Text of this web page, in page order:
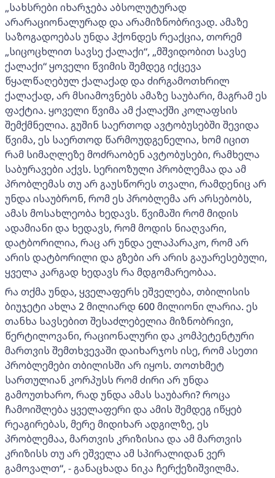
„სახსრები იხარჯება აბსოლუტურად
არარაციონალურად და არამიზნობრივად. ამაზე
საზოგადოებას უნდა ჰქონდეს რეაქცია, თორემ
„სიცოცხლით სავსე ქალაქი“, „მშვიდობით სავსე
ქალაქი“ ყოველი წვიმის შემდეგ იქცევა
წყალწაღებულ ქალაქად და ძირგამოთხრილ
ქალაქად, არ მსიამოვნებს ამაზე საუბარი, მაგრამ ეს
ფაქტია. ყოველი წვიმა ამ ქალაქში კოლაფსის
შემქმნელია. გუშინ საერთოდ ავტობუსებში შევიდა
წვიმა, ეს საერთოდ წარმოუდგენელია, ხომ იცით
რამ სიმაღლეზე მოძრაობენ ავტობუსები, რამხელა
საბურავები აქვს. სერიოზული პრობლემაა და ამ
პრობლემას თუ არ გაუსწორეს თვალი, რამდენიც არ
უნდა ისაუბრონ, რომ ეს პრობლემა არ არსებობს,
ამას მოსახლეობა ხედავს. წვიმაში რომ მიდის
ადამიანი და ხედავს, რომ მოდის ნიაღვარი,
დატბორილია, რაც არ უნდა ელაპარაკო, რომ არ
არის დატბორილი და გზები არ არის გაუარესებული,
ყველა კარგად ხედავს რა მდგომარეობაა.
რა თქმა უნდა, ყველაფერს ეშველება, თბილისის
ბიუჯეტი ახლა 2 მილიარდ 600 მილიონი ლარია. ეს
თანხა სავსებით შესაძლებელია მიზნობრივი,
წერტილოვანი, რაციონალური და კომპეტენტური
მართვის შემთხვევაში დაიხარჯოს ისე, რომ ასეთი
პრობლემები თბილისში არ იყოს. თოთხმეტ
სართულიან კორპუსს რომ ძირი არ უნდა
გამოუთხარო, რად უნდა ამას საუბარი? როცა
ჩამოიშლება ყველაფერი და ამის შემდეგ იწყებ
რეაგირებას, მერე მიდიხარ ადგილზე, ეს
პრობლემაა, მართვის კრიზისია და ამ მართვის
კრიზისს თუ არ ეშველა ამ სპირალიდან ვერ
გამოვალთ“, - განაცხადა ნიკა ჩერქეზიშვილმა.